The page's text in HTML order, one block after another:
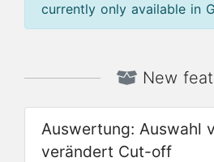
currently only available in
New
Auswertung: Auswahl
verändert Cut-off